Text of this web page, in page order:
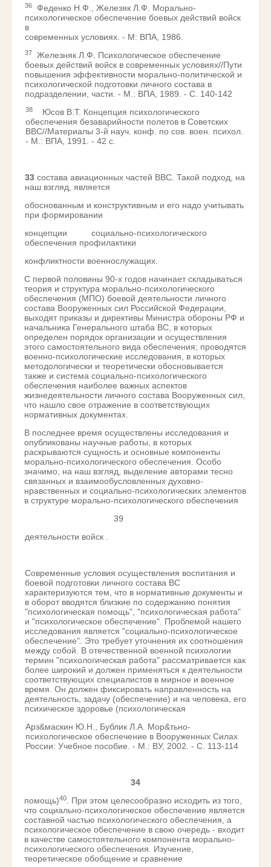
36
Феденко Н.Ф., Железяк Л.Ф. Морально-
психологическое обеспечение боевых действий войск
в
современных условиях. - М: ВПА, 1986.
37
Железняк Л.Ф. Психологическое обеспечение
боевых действий войск в современных условиях//Пути
повышения эффективности морально-политической и
психологической подготовки личного состава в
подразделении, части. - М.: ВПА, 1989. - С. 140-142
38Юсов В.Т. Концепция психологического
обеспечения безаварийности полетов в Советских
ВВС//Материалы 3-й науч. конф. по сов. воен. психол.
- М.: ВПА, 1991. - 42 с.
33 состава авиационных частей ВВС. Такой подход, на
наш взгляд, является
обоснованным и конструктивным и его надо учитывать
при формировании
концепции социально-психологического
обеспечения профилактики
конфликтности военнослужащих.
С первой половины 90-х годов начинает складываться
теория и структура морально-психологического
обеспечения (МПО) боевой деятельности личного
состава Вооруженных сил Российской Федерации,
выходят приказы и директивы Министра обороны РФ и
начальника Генерального штаба ВС, в которых
определен порядок организации и осуществления
этого самостоятельного вида обеспечения; проводятся
военно-психологические исследования, в которых
методологически и теоретически обосновывается
также и система социально-психологического
обеспечения наиболее важных аспектов
жизнедеятельности личного состава Вооруженных сил,
что нашло свое отражение в соответствующих
нормативных документах.
В последнее время осуществлены исследования и
опубликованы научные работы, в которых
раскрываются сущность и основные компоненты
морально-психологического обеспечения. Особо
значимо, на наш взгляд, выделение авторами тесно
связанных и взаимообусловленных духовно-
нравственных и социально-психологических элементов
в структуре морально-психологического обеспечения
39
деятельности войск .
Современные условия осуществления воспитания и
боевой подготовки личного состава ВС
характеризуются тем, что в нормативные документы и
в оборот вводятся близкие по содержанию понятия
"психологическая помощь", "психологическая работа"
и "психологическое обеспечение". Проблемой нашего
исследования является "социально-психологическое
обеспечение". Это требует уточнения их соотношения
между собой. В отечественной военной психологии
термин "психологическая работа" рассматривается как
более широкий и должен применяться к деятельности
соответствующих специалистов в мирное и военное
время. Он должен фиксировать направленность на
деятельность, задачу (обеспечение) и на человека, его
психическое здоровье (психологическая
Арз&маскин Ю.Н., Бублик Л.А. Мор&тьно-
психологическое обеспечение в Вооруженных Силах
России: Учебное пособие. - М.: ВУ, 2002. - С. 113-114
34
помощь)40
. При этом целесообразно исходить из того,
что социально-психологическое обеспечение является
составной частью психологического обеспечения, а
психологическое обеспечение в свою очередь - входит
в качестве самостоятельного компонента морально-
психологического обеспечения. Изучение,
теоретическое обобщение и сравнение